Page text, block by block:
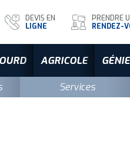
DEVIS EN
LIGNE
PRENDRE
RENDEZ-
AGRICOLE
Services